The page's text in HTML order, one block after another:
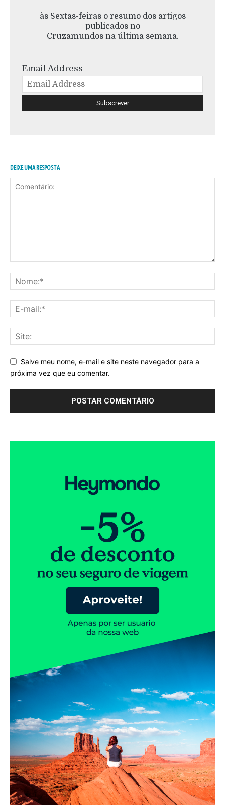
às Sextas-feiras o resumo dos artigos
publicados no
Cruzamundos na última semana.
Email Address
DEIXE UMA RESPOSTA
Salve meu nome, e-mail e site neste navegador para a
próxima vez que eu comentar.